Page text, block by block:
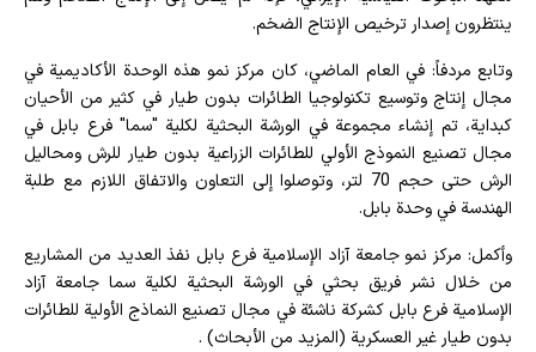
ينتظرون إصدار ترخيص الإنتاج الضخم.
وتابع مردفاً: في العام الماضي، كان مركز نمو هذه الوحدة الأكاديمية في
مجال إنتاج وتوسيع تكنولوجيا الطائرات بدون طيار في كثير من الأحيان
كبداية، تم إنشاء مجموعة في الورشة البحثية لكلية "سما" فرع بابل في
مجال تصنيع النموذج الأولي للطائرات الزراعية بدون طيار للرش ومحاليل
الرش حتى حجم 70 لتر، وتوصلوا إلى التعاون والاتفاق اللازم مع طلبة
الهندسة في وحدة بابل.
وأكمل: مركز نمو جامعة آزاد الإسلامية فرع بابل نفذ العديد من المشاريع
من خلال نشر فريق بحثي في الورشة البحثية لكلية سما جامعة آزاد
الإسلامية فرع بابل كشركة ناشئة في مجال تصنيع النماذج الأولية للطائرات
بدون طيار غير العسكرية (المزيد من الأبحاث) .